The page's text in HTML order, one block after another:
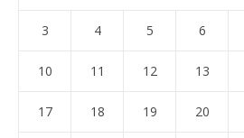
3 4 5 6
10 11 12 13
17 18 19 20